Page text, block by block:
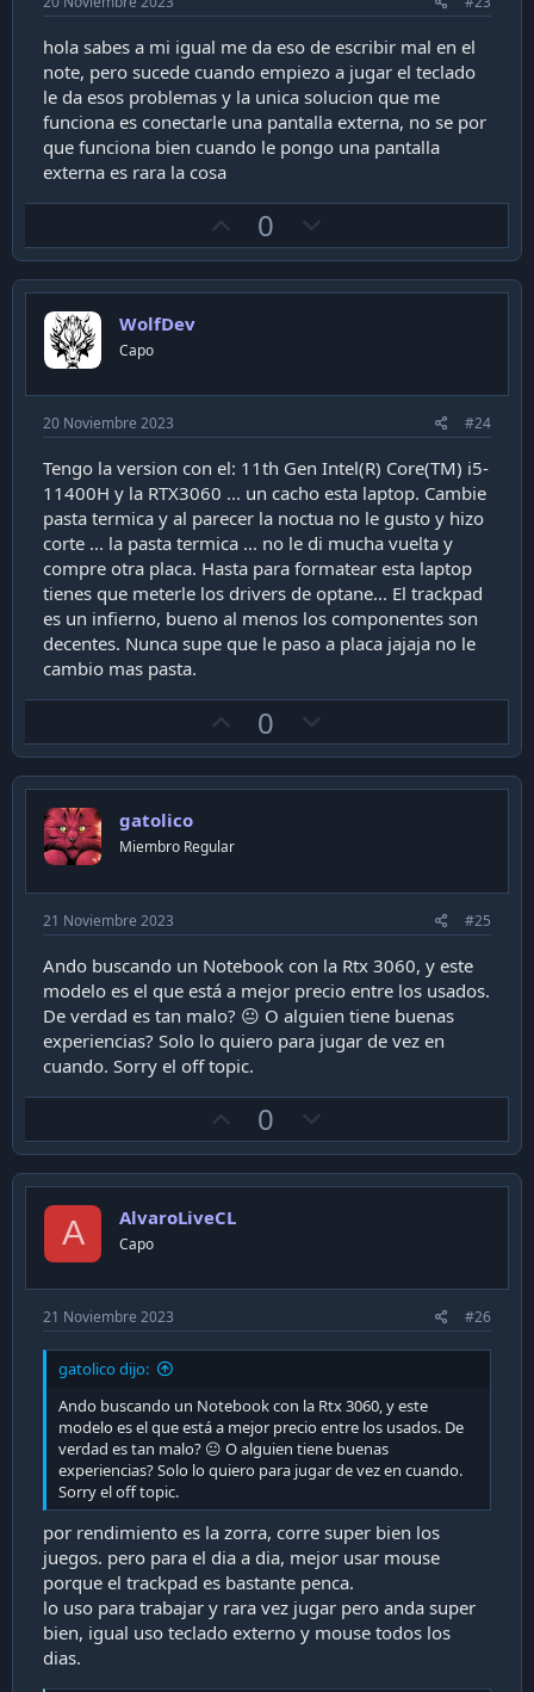
hola sabes a mi igual me da eso de escribir mal en el
note, pero sucede cuando empiezo a jugar el teclado
le da esos problemas y la unica solucion que me
funciona es conectarle una pantalla externa, no se por
que funciona bien cuando le pongo una pantalla
externa es rara la cosa
U
p
v
0
o
w
t
WolfDev
Capo
20 Noviembre 2023 #24
Tengo la version con el: 11th Gen Intel(R) Core(TM) i5-
11400H y la RTX3060 ... un cacho esta laptop. Cambie
pasta termica y al parecer la noctua no le gusto y hizo
corte ... la pasta termica ... no le di mucha vuelta y
compre otra placa. Hasta para formatear esta laptop
tienes que meterle los drivers de optane... El trackpad
es un infierno, bueno al menos los componentes son
decentes. Nunca supe que le paso a placa jajaja no le
cambio mas pasta.
U
p
v
0
o
w
t
gatolico
Miembro Regular
21 Noviembre 2023 #25
Ando buscando un Notebook con la Rtx 3060, y este
modelo es el que está a mejor precio entre los usados.
De verdad es tan malo? 😐 O alguien tiene buenas
experiencias? Solo lo quiero para jugar de vez en
cuando. Sorry el off topic.
U
p
v
0
o
w
t
A AlvaroLiveCL
Capo
21 Noviembre 2023 #26
gatolico dijo:
Ando buscando un Notebook con la Rtx 3060, y este
modelo es el que está a mejor precio entre los usados. De
verdad es tan malo? 😐 O alguien tiene buenas
experiencias? Solo lo quiero para jugar de vez en cuando.
Sorry el off topic.
por rendimiento es la zorra, corre super bien los
juegos. pero para el dia a dia, mejor usar mouse
porque el trackpad es bastante penca.
lo uso para trabajar y rara vez jugar pero anda super
bien, igual uso teclado externo y mouse todos los
dias.